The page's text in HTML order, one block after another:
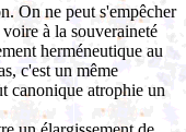
On ne peut s'empêcher
à la souveraineté
herméneutique au
c'est un même
canonique atrophie un